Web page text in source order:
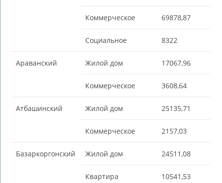
Коммерческое 69878,87
Социальное 8322
Араванский Жилой дом 17067,96
Коммерческое 3608,64
Атбашинский Жилой дом 25135,71
Коммерческое 2157,03
Базаркоргонский Жилой дом 24511,08
Квартира 10541,53